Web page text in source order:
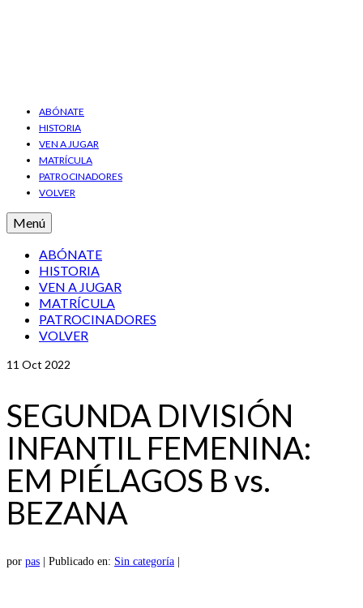
ABÓNATE
HISTORIA
VEN A JUGAR
MATRÍCULA
PATROCINADORES
VOLVER
Menú
ABÓNATE
HISTORIA
VEN A JUGAR
MATRÍCULA
PATROCINADORES
VOLVER
11 Oct 2022
SEGUNDA DIVISIÓN
INFANTIL FEMENINA:
EM PIÉLAGOS B vs.
BEZANA
por pas Publicado en: Sin categoría